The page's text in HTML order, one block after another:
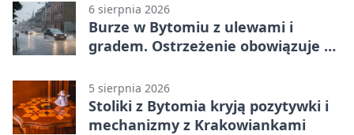
6 sierpnia 2026
Burze w Bytomiu z ulewami i
gradem. Ostrzeżenie obowiązuje do
5 sierpnia 2026
Stoliki z Bytomia kryją pozytywki i
mechanizmy z Krakowiankami